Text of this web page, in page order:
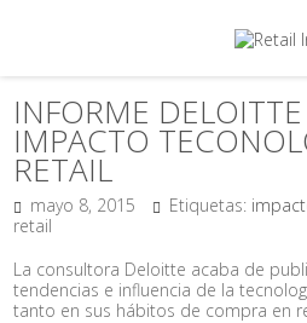
INFORME
IMPACTO
RETAIL
mayo 8, 2015 Etiquetas:
retail
La consultora Deloitte acaba de
tendencias e influencia de la
tanto en sus hábitos de compra en